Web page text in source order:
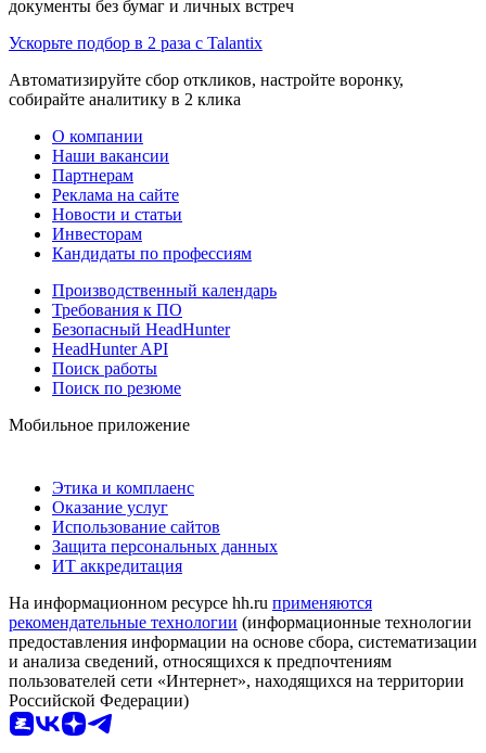
документы без бумаг и личных встреч
Ускорьте подбор в 2 раза с Talantix
Автоматизируйте сбор откликов, настройте воронку,
собирайте аналитику в 2 клика
О компании
Наши вакансии
Партнерам
Реклама на сайте
Новости и статьи
Инвесторам
Кандидаты по профессиям
Производственный календарь
Требования к ПО
Безопасный HeadHunter
HeadHunter API
Поиск работы
Поиск по резюме
Мобильное приложение
Этика и комплаенс
Оказание услуг
Использование сайтов
Защита персональных данных
ИТ аккредитация
На информационном ресурсе hh.ru применяются
рекомендательные технологии (информационные технологии
предоставления информации на основе сбора, систематизации
и анализа сведений, относящихся к предпочтениям
пользователей сети «Интернет», находящихся на территории
Российской Федерации)